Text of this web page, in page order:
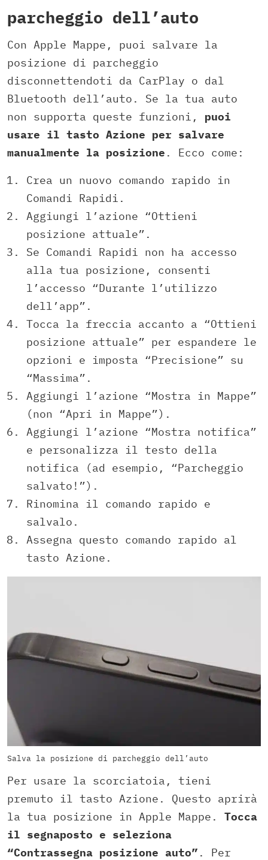
parcheggio dell’auto
Con Apple Mappe, puoi salvare la
posizione di parcheggio
disconnettendoti da CarPlay o dal
Bluetooth dell’auto. Se la tua auto
non supporta queste funzioni, puoi
usare il tasto Azione per salvare
manualmente la posizione . Ecco come:
Crea un nuovo comando rapido in
Comandi Rapidi.
Aggiungi l’azione “Ottieni
posizione attuale”.
Se Comandi Rapidi non ha accesso
alla tua posizione, consenti
l’accesso “Durante l’utilizzo
dell’app”.
Tocca la freccia accanto a “Ottieni
posizione attuale” per espandere le
opzioni e imposta “Precisione” su
“Massima”.
Aggiungi l’azione “Mostra in Mappe”
(non “Apri in Mappe”).
Aggiungi l’azione “Mostra notifica”
e personalizza il testo della
notifica (ad esempio, “Parcheggio
salvato!”).
Rinomina il comando rapido e
salvalo.
Assegna questo comando rapido al
tasto Azione.
Salva la posizione di parcheggio dell’auto
Per usare la scorciatoia, tieni
premuto il tasto Azione. Questo aprirà
la tua posizione in Apple Mappe. Tocca
il segnaposto e seleziona
“Contrassegna posizione auto” . Per